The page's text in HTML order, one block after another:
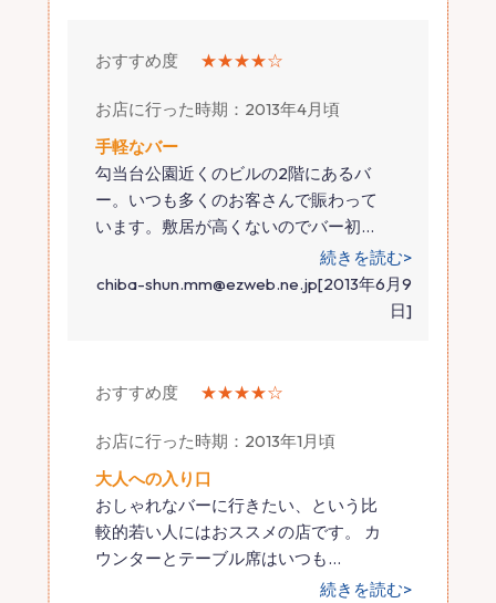
おすすめ度 ★★★★☆
お店に行った時期：2013年4月頃
手軽なバー
勾当台公園近くのビルの2階にあるバ
ー。いつも多くのお客さんで賑わって
います。敷居が高くないのでバー初…
続きを読む>
chiba-shun.mm@ezweb.ne.jp[2013年6月9
日]
おすすめ度 ★★★★☆
お店に行った時期：2013年1月頃
大人への入り口
おしゃれなバーに行きたい、という比
較的若い人にはおススメの店です。 カ
ウンターとテーブル席はいつも…
続きを読む>